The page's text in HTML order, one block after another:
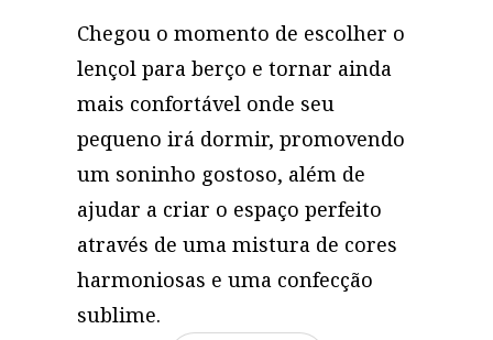
Chegou o momento de escolher o
lençol para berço e tornar ainda
mais confortável onde seu
pequeno irá dormir, promovendo
um soninho gostoso, além de
ajudar a criar o espaço perfeito
através de uma mistura de cores
harmoniosas e uma confecção
sublime.